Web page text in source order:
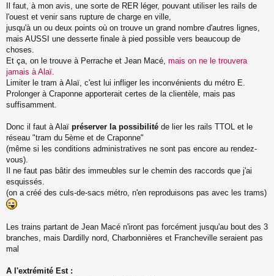
Il faut, à mon avis, une sorte de RER léger, pouvant utiliser les rails de
l'ouest et venir sans rupture de charge en ville,
jusqu'à un ou deux points où on trouve un grand nombre d'autres lignes,
mais AUSSI une desserte finale à pied possible vers beaucoup de
choses.
Et ça, on le trouve à Perrache et Jean Macé, mais on ne le trouvera
jamais à Alaï.
Limiter le tram à Alaï, c'est lui infliger les inconvénients du métro E.
Prolonger à Craponne apporterait certes de la clientèle, mais pas
suffisamment.
Donc il faut à Alaï préserver la possibilité de lier les rails TTOL et le
réseau "tram du 5ème et de Craponne"
(même si les conditions administratives ne sont pas encore au rendez-
vous).
Il ne faut pas bâtir des immeubles sur le chemin des raccords que j'ai
esquissés.
(on a créé des culs-de-sacs métro, n'en reproduisons pas avec les trams)
Les trains partant de Jean Macé n'iront pas forcément jusqu'au bout des 3
branches, mais Dardilly nord, Charbonnières et Francheville seraient pas
mal
A l'extrémité Est :